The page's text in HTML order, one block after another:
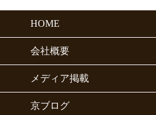
HOME
会社概要
メディア掲載
京ブログ